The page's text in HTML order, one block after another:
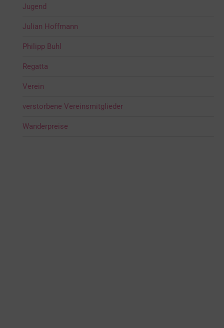
Jugend
Julian Hoffmann
Philipp Buhl
Regatta
Verein
verstorbene Vereinsmitglieder
Wanderpreise